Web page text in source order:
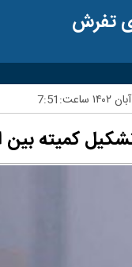
تفرش
کمیته بین